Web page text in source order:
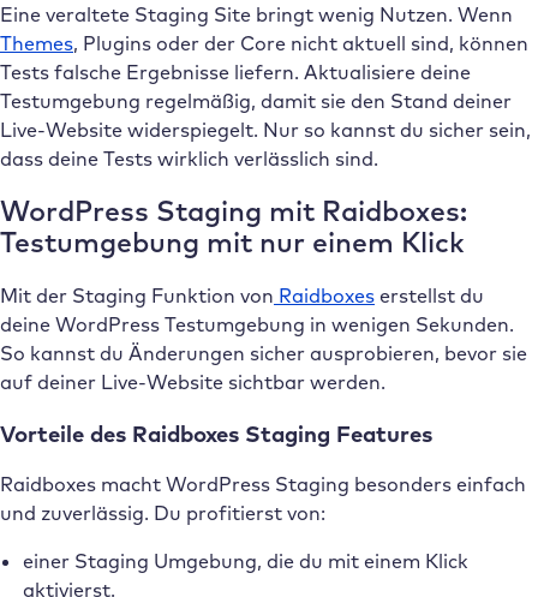
Eine veraltete Staging Site bringt wenig Nutzen. Wenn
Themes, Plugins oder der Core nicht aktuell sind, können
Tests falsche Ergebnisse liefern. Aktualisiere deine
Testumgebung regelmäßig, damit sie den Stand deiner
Live-Website widerspiegelt. Nur so kannst du sicher sein,
dass deine Tests wirklich verlässlich sind.
WordPress Staging mit Raidboxes:
Testumgebung mit nur einem Klick
Mit der Staging Funktion von Raidboxes erstellst du
deine WordPress Testumgebung in wenigen Sekunden.
So kannst du Änderungen sicher ausprobieren, bevor sie
auf deiner Live-Website sichtbar werden.
Vorteile des Raidboxes Staging Features
Raidboxes macht WordPress Staging besonders einfach
und zuverlässig. Du profitierst von:
einer Staging Umgebung, die du mit einem Klick
aktivierst.